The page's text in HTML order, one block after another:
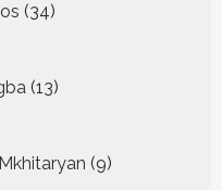
34
producten
13
producten
9
producten